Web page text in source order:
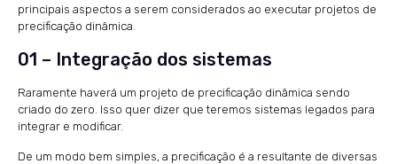
principais aspectos a serem considerados ao executar projetos de
precificação dinâmica.
01 – Integração dos sistemas
Raramente haverá um projeto de precificação dinâmica sendo
criado do zero. Isso quer dizer que teremos sistemas legados para
integrar e modificar.
De um modo bem simples, a precificação é a resultante de diversas